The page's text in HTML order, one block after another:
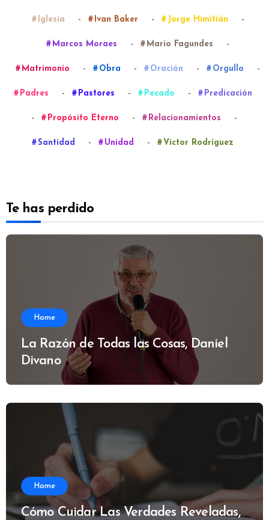
Iglesia - Ivan Baker - Jorge Himitián -
Marcos Moraes - Mario Fagundes -
Matrimonio - Obra - Oración - Orgullo -
Padres - Pastores - Pecado - Predicación
- Propósito Eterno - Relacionamientos -
Santidad - Unidad - Víctor Rodríguez
Te has perdido
Home
La Razón de Todas las Cosas, Daniel
Divano
Home
Cómo Cuidar Las Verdades Reveladas,